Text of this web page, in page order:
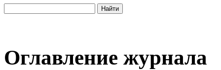
Оглавление журнала